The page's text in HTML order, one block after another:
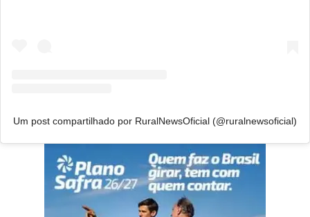
Um post compartilhado por RuralNewsOficial (@ruralnewsoficial)